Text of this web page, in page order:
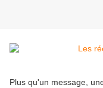
Plus qu'un message,